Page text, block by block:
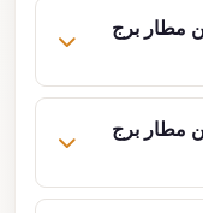
مطار برج
برج